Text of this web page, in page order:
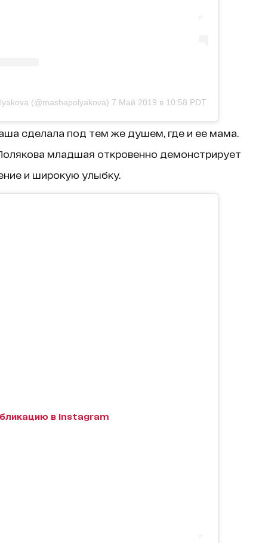
(@mashapolyakova) 7 Май 2019 в 10:58 PDT
сделала под тем же душем, где и ее мама.
младшая откровенно демонстрирует
и широкую улыбку.
в Instagram